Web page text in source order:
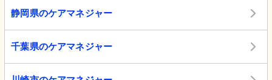
静岡県のケアマネジャー
千葉県のケアマネジャー